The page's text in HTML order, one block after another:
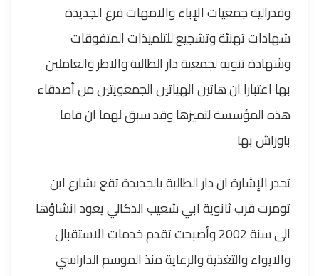
وفدرالية جمعيات الإباء والامهات فرع الجديدة
شهادات تهنئة وتشجيع للتلميذات المتفوقات
وشهادة تنويه لجمعية دار الطالبة والاطر والعاملين
بها اعتبارا ان هاتين الهياتين الجمعويتين من أصدقاء
هذه المؤسسة لتميزها وقد سبق لهما ان قاما
باوراش بها
تجدر الإشارة ان دار الطالبة بالجديدة تقع بشارع ابن
تومرت قرب ثانوية ابي شعيب الدكالي يعود انشاؤها
الى سنة 2002 وأصبحت تقدم خدمات الاستقبال
والايواء والتغذية والرعاية منذ الموسم الداراسي